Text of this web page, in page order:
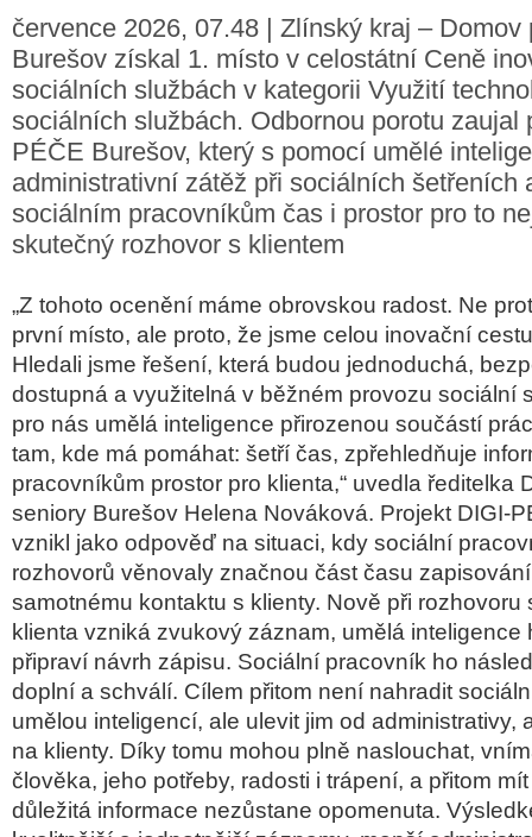
července 2026, 07.48 | Zlínský kraj – Domov
Burešov získal 1. místo v celostátní Ceně
sociálních službách v kategorii Využití
sociálních službách. Odbornou porotu zaujal
PÉČE Burešov, který s pomocí umělé
administrativní zátěž při sociálních šetřeních
sociálním pracovníkům čas i prostor pro to
skutečný rozhovor s klientem
„Z tohoto ocenění máme obrovskou radost. Ne
první místo, ale proto, že jsme celou inovační
Hledali jsme řešení, která budou jednoduchá,
dostupná a využitelná v běžném provozu sociální
pro nás umělá inteligence přirozenou součástí
tam, kde má pomáhat: šetří čas, zpřehledňuje
pracovníkům prostor pro klienta,“ uvedla ředitelka
seniory Burešov Helena Nováková. Projekt DIGI-
vznikl jako odpověď na situaci, kdy sociální
rozhovorů věnovaly značnou část času
samotnému kontaktu s klienty. Nově při rozhovoru
klienta vzniká zvukový záznam, umělá inteligence
připraví návrh zápisu. Sociální pracovník ho
doplní a schválí. Cílem přitom není nahradit
umělou inteligencí, ale ulevit jim od administrativy,
na klienty. Díky tomu mohou plně naslouchat,
člověka, jeho potřeby, radosti i trápení, a přitom
důležitá informace nezůstane opomenuta.